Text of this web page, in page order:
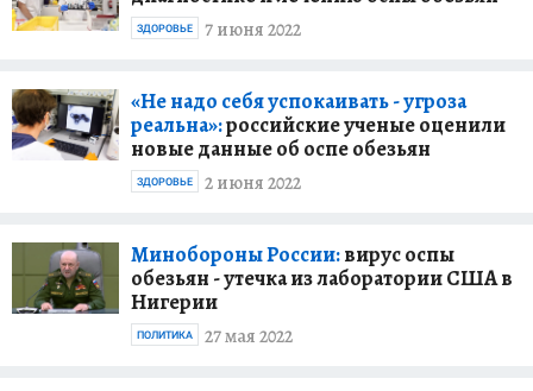
7 июня 2022
ЗДОРОВЬЕ
«Не надо себя успокаивать - угроза
реальна»:российские ученые оценили
новые данные об оспе обезьян
2 июня 2022
ЗДОРОВЬЕ
Минобороны России:вирус оспы
обезьян - утечка из лаборатории США в
Нигерии
27 мая 2022
ПОЛИТИКА